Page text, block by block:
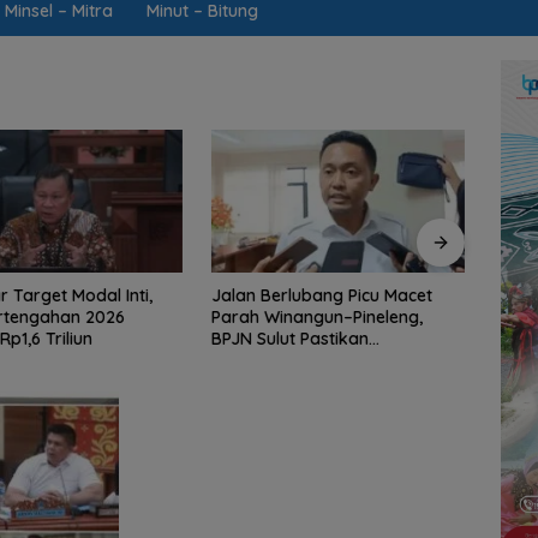
Minsel – Mitra Minut – Bitung
Picu Macet
Pastikan
Mengawal Hak Rakyat dari
Desa Tincep: Komitmen Nyata
Ketua Komisi I DPRD Sulut